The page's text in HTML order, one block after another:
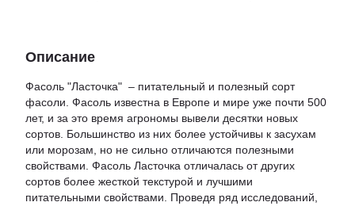
Описание
Фасоль "Ласточка" – питательный и полезный сорт
фасоли. Фасоль известна в Европе и мире уже почти 500
лет, и за это время агрономы вывели десятки новых
сортов. Большинство из них более устойчивы к засухам
или морозам, но не сильно отличаются полезными
свойствами. Фасоль Ласточка отличалась от других
сортов более жесткой текстурой и лучшими
питательными свойствами. Проведя ряд исследований,